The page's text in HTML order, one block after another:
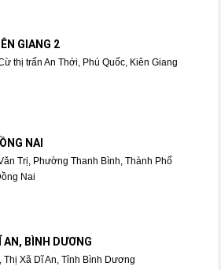
GIANG 2
thị trấn An Thới, Phú Quốc, Kiên Giang
NAI
Trị, Phường Thanh Bình, Thành Phố
Nai
AN, BÌNH DƯƠNG
Thị Xã Dĩ An, Tỉnh Bình Dương